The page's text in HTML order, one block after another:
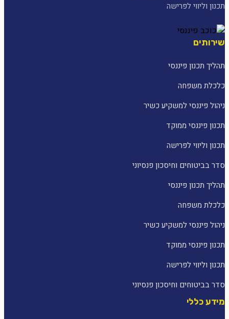
תכנון וליווי לפרישה
שירותים
תהליך תכנון פיננסי
כלכלת משפחה
ניהול פיננסי למשקיע כשיר
תכנון פיננסי ממוקד
תכנון וליווי לפרישה
סדר בביטוחים וחיסכון פנסיוני
תהליך תכנון פיננסי
כלכלת משפחה
ניהול פיננסי למשקיע כשיר
תכנון פיננסי ממוקד
תכנון וליווי לפרישה
סדר בביטוחים וחיסכון פנסיוני
מידע כללי